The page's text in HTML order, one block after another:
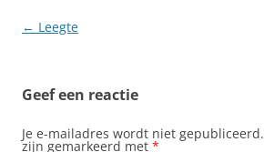
Berichtnavigatie
← Leegte
Geef een reactie
Je e-mailadres wordt niet gepubliceerd.
zijn gemarkeerd met *